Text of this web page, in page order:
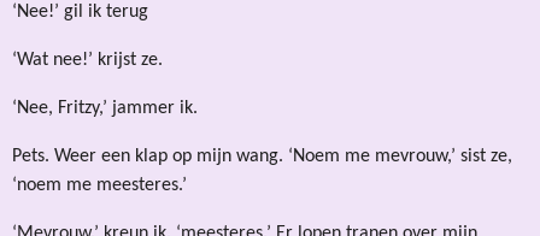
‘Nee!’ gil ik terug
‘Wat nee!’ krijst ze.
‘Nee, Fritzy,’ jammer ik.
Pets. Weer een klap op mijn wang. ‘Noem me mevrouw,’ sist ze,
‘noem me meesteres.’